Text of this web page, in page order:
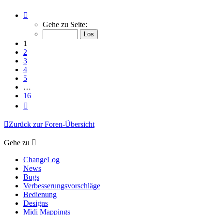
von
Gehe zu Seite:
1
2
3
4
5
…
16
Zurück zur Foren-Übersicht
Gehe zu
ChangeLog
News
Bugs
Verbesserungsvorschläge
Bedienung
Designs
Midi Mappings